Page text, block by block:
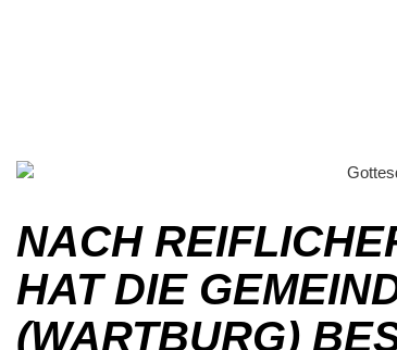
NACH
HAT DIE
(WARTBURG)